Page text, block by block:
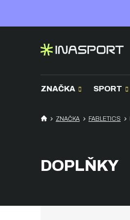
ZNAČKA SPORT
ZNAČKA FABLETICS
DOPLŇKY